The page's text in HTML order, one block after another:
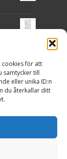
cookies för att
samtycker till
eller unika ID:n
du återkallar ditt